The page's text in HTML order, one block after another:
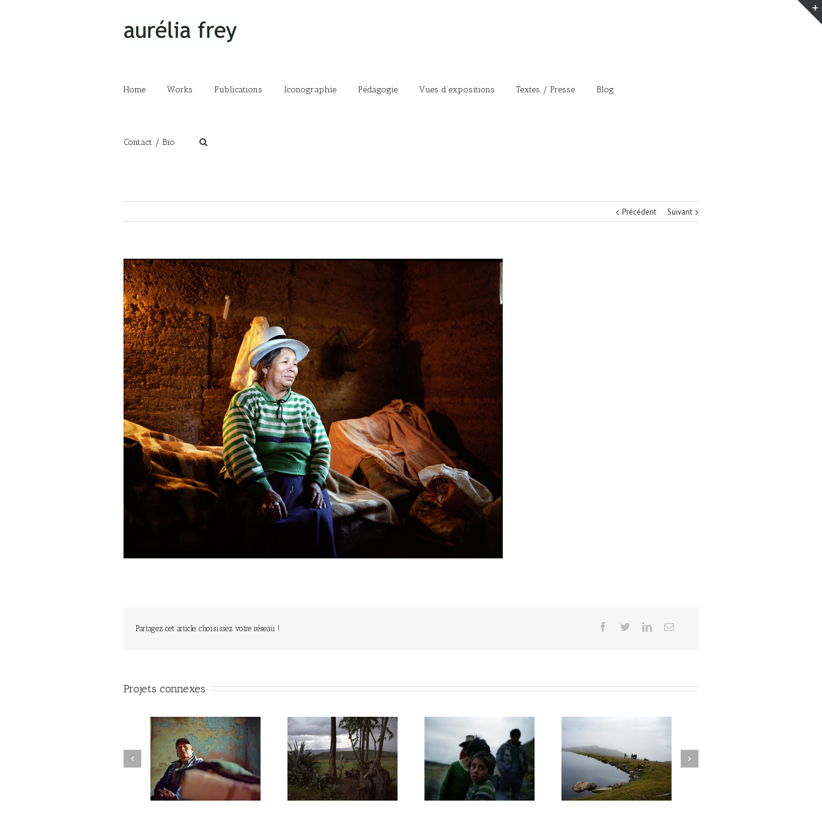
Home Works Publications Iconographie Pédagogie Vues d’expositions Textes / Presse Blog
Contact / Bio
Précédent Suivant
Partagez cet article, choisissez votre réseau !
Projets connexes
La montagne du silence #028 La montagne du silence #027 La montagne du silence #026 La montagne du silence #025